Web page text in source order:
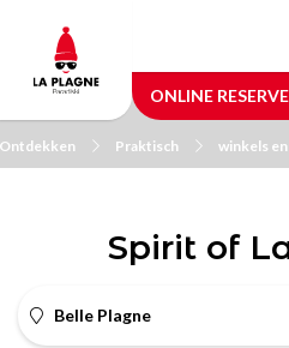
main
content
ONLINE
Ontdekken Praktisch winkels
Spirit of
Belle Plagne